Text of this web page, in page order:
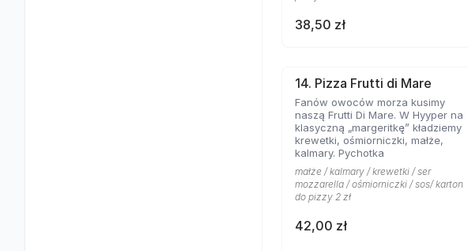
38,50 zł
14. Pizza Frutti di Mare
Fanów owoców morza kusimy
naszą Frutti Di Mare. W Hyyper na
klasyczną „margeritkę” kładziemy
krewetki, ośmiorniczki, małże,
kalmary. Pychotka
małże / kalmary / krewetki / ser
mozzarella / ośmiorniczki / sos/ karton
do pizzy 2 zł
42,00 zł